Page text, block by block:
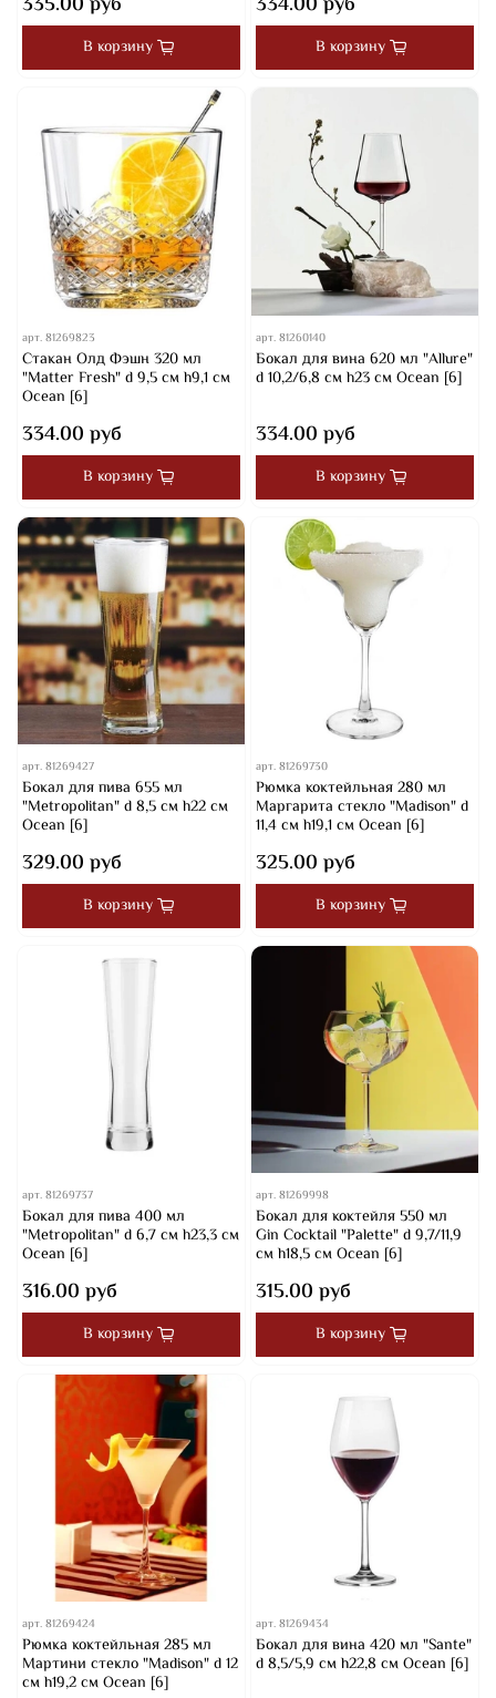
В корзину В корзину
арт.81269823
Стакан Олд Фэшн 320 мл
"Matter Fresh" d 9,5 см h9,1 см
Ocean [6]
334.00 руб
В корзину
арт.81260140
Бокал для вина 620 мл "Allure"
d 10,2/6,8 см h23 см Ocean [6]
334.00 руб
В корзину
арт.81269427
Бокал для пива 655 мл
"Metropolitan" d 8,5 см h22 см
Ocean [6]
329.00 руб
В корзину
арт.81269730
Рюмка коктейльная 280 мл
Маргарита стекло "Madison" d
11,4 см h19,1 см Ocean [6]
325.00 руб
В корзину
арт.81269737
Бокал для пива 400 мл
"Metropolitan" d 6,7 см h23,3 см
Ocean [6]
316.00 руб
В корзину
арт.81269998
Бокал для коктейля 550 мл
Gin Cocktail "Palette" d 9,7/11,9
см h18,5 см Ocean [6]
315.00 руб
В корзину
арт.81269424
Рюмка коктейльная 285 мл
Мартини стекло "Madison" d 12
см h19,2 см Ocean [6]
арт.81269434
Бокал для вина 420 мл "Sante"
d 8,5/5,9 см h22,8 см Ocean [6]